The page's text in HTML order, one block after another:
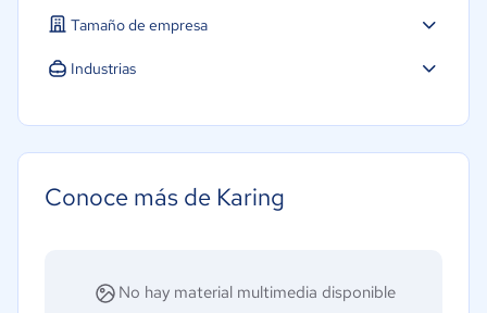
Tamaño de empresa
Industrias
Conoce más de Karing
No hay material multimedia disponible